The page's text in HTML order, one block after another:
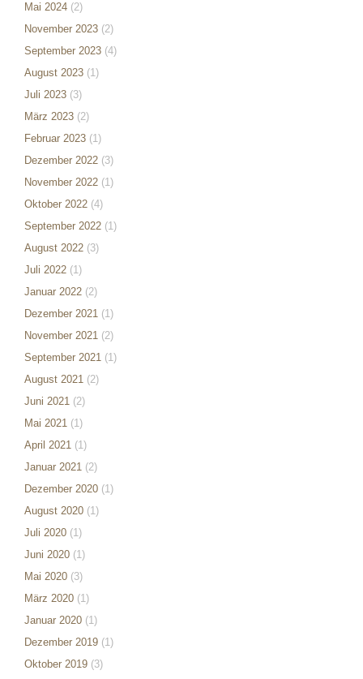
Mai 2024 (2)
November 2023 (2)
September 2023 (4)
August 2023 (1)
Juli 2023 (3)
März 2023 (2)
Februar 2023 (1)
Dezember 2022 (3)
November 2022 (1)
Oktober 2022 (4)
September 2022 (1)
August 2022 (3)
Juli 2022 (1)
Januar 2022 (2)
Dezember 2021 (1)
November 2021 (2)
September 2021 (1)
August 2021 (2)
Juni 2021 (2)
Mai 2021 (1)
April 2021 (1)
Januar 2021 (2)
Dezember 2020 (1)
August 2020 (1)
Juli 2020 (1)
Juni 2020 (1)
Mai 2020 (3)
März 2020 (1)
Januar 2020 (1)
Dezember 2019 (1)
Oktober 2019 (3)